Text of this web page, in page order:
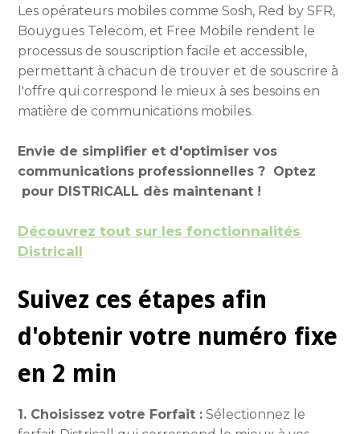
Les opérateurs mobiles comme Sosh, Red by SFR,
Bouygues Telecom, et Free Mobile rendent le
processus de souscription facile et accessible,
permettant à chacun de trouver et de souscrire à
l'offre qui correspond le mieux à ses besoins en
matière de communications mobiles.
Envie de simplifier et d'optimiser vos
communications professionnelles ? Optez
pour DISTRICALL dès maintenant !
Découvrez tout sur les fonctionnalités
Districall
Suivez ces étapes afin
d'obtenir votre numéro fixe
en 2 min
1. Choisissez votre Forfait : Sélectionnez le